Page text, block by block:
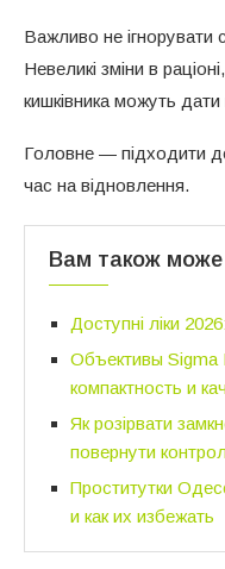
Важливо не ігнорувати
Невеликі зміни в
кишківника можуть дати
Головне — підходити
час на відновлення.
Вам також
Доступні ліки
Объективы Sigma
компактность и
Як розірвати
повернути
Проститутки
и как их избежать